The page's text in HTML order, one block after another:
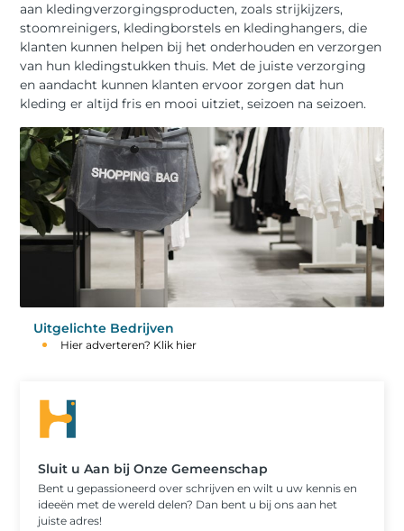
aan kledingverzorgingsproducten, zoals strijkijzers,
stoomreinigers, kledingborstels en kledinghangers, die
klanten kunnen helpen bij het onderhouden en verzorgen
van hun kledingstukken thuis. Met de juiste verzorging
en aandacht kunnen klanten ervoor zorgen dat hun
kleding er altijd fris en mooi uitziet, seizoen na seizoen.
Uitgelichte Bedrijven
Hier adverteren? Klik hier
Sluit u Aan bij Onze Gemeenschap
Bent u gepassioneerd over schrijven en wilt u uw kennis en
ideeën met de wereld delen? Dan bent u bij ons aan het
juiste adres!